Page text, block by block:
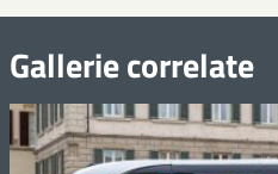
Gallerie correlate